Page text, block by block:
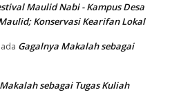
Maulid Nabi - Kampus Desa
Konservasi Kearifan Lokal
Gagalnya Makalah sebagai
sebagai Tugas Kuliah